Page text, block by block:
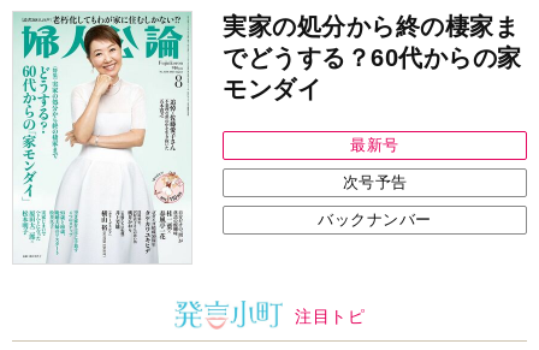
実家の処分から終の棲家ま
でどうする？60代からの家
モンダイ
最新号
次号予告
バックナンバー
注目トピ